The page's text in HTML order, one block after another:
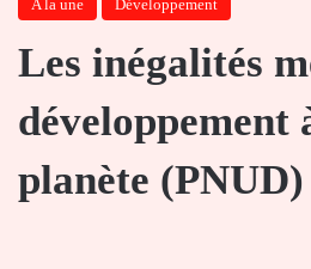
A la une Développement
Les inégalités
développement
planète (PNUD)